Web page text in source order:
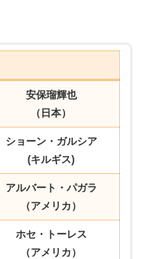
安保瑠輝也
（日本）
ショーン・ガルシア
(キルギス)
アルバート・パガラ
（アメリカ）
ホセ・トーレス
（アメリカ）